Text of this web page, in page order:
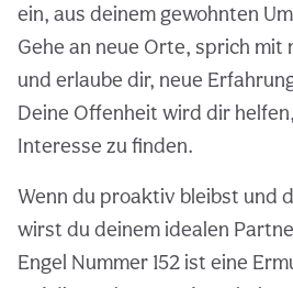
ein, aus deinem gewohnten
Gehe an neue Orte, sprich mit
und erlaube dir, neue
Deine Offenheit wird dir
Interesse zu finden.
Wenn du proaktiv bleibst und
wirst du deinem idealen
Engel Nummer 152 ist eine